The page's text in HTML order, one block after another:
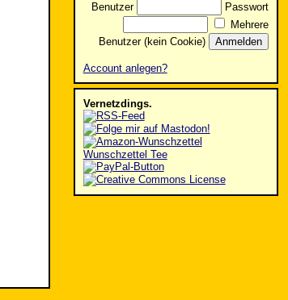
Benutzer
Passwort
Mehrere
Benutzer (kein Cookie)
Account anlegen?
Vernetzdings.
Wunschzettel Tee